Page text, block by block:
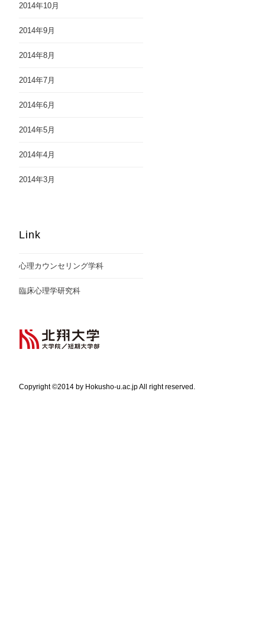
2014年10月
2014年9月
2014年8月
2014年7月
2014年6月
2014年5月
2014年4月
2014年3月
Link
心理カウンセリング学科
臨床心理学研究科
Copyright ©2014 by Hokusho-u.ac.jp All right reserved.